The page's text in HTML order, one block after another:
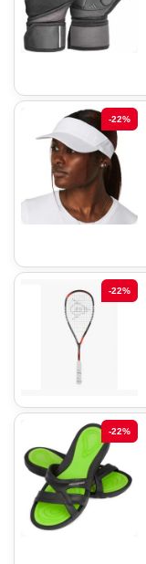
-22%
-22%
-22%